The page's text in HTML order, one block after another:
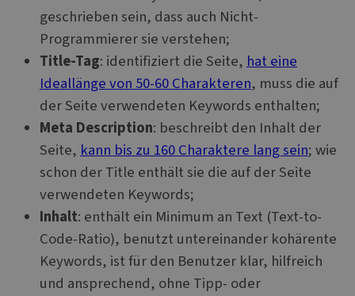
geschrieben sein, dass auch Nicht-
Programmierer sie verstehen;
Title-Tag: identifiziert die Seite, hat eine
Ideallänge von 50-60 Charakteren, muss die auf
der Seite verwendeten Keywords enthalten;
Meta Description: beschreibt den Inhalt der
Seite, kann bis zu 160 Charaktere lang sein; wie
schon der Title enthält sie die auf der Seite
verwendeten Keywords;
Inhalt: enthält ein Minimum an Text (Text-to-
Code-Ratio), benutzt untereinander kohärente
Keywords, ist für den Benutzer klar, hilfreich
und ansprechend, ohne Tipp- oder